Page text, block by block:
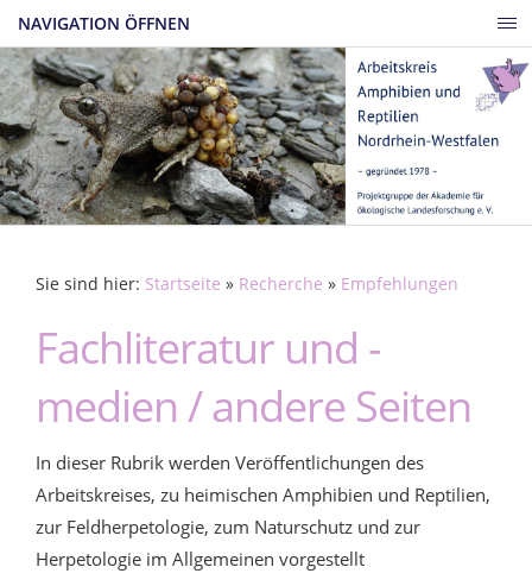
NAVIGATION ÖFFNEN
Sie sind hier: Startseite » Recherche » Empfehlungen
Fachliteratur und -
medien / andere Seiten
In dieser Rubrik werden Veröffentlichungen des
Arbeitskreises, zu heimischen Amphibien und Reptilien,
zur Feldherpetologie, zum Naturschutz und zur
Herpetologie im Allgemeinen vorgestellt